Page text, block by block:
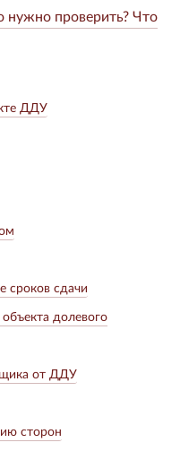
проверить? Что
ДДУ
сроков сдачи
долевого
от ДДУ
сторон